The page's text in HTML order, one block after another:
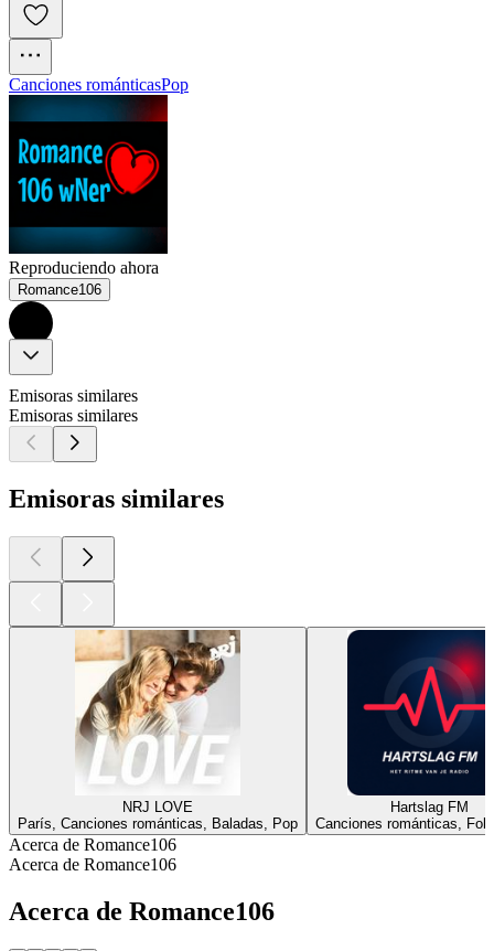
Canciones románticasPop
Reproduciendo ahora
Romance106
Emisoras similares
Emisoras similares
Emisoras similares
NRJ LOVE
París, Canciones románticas, Baladas, Pop
Hartslag FM
Canciones románticas,
Acerca de Romance106
Acerca de Romance106
Acerca de Romance106